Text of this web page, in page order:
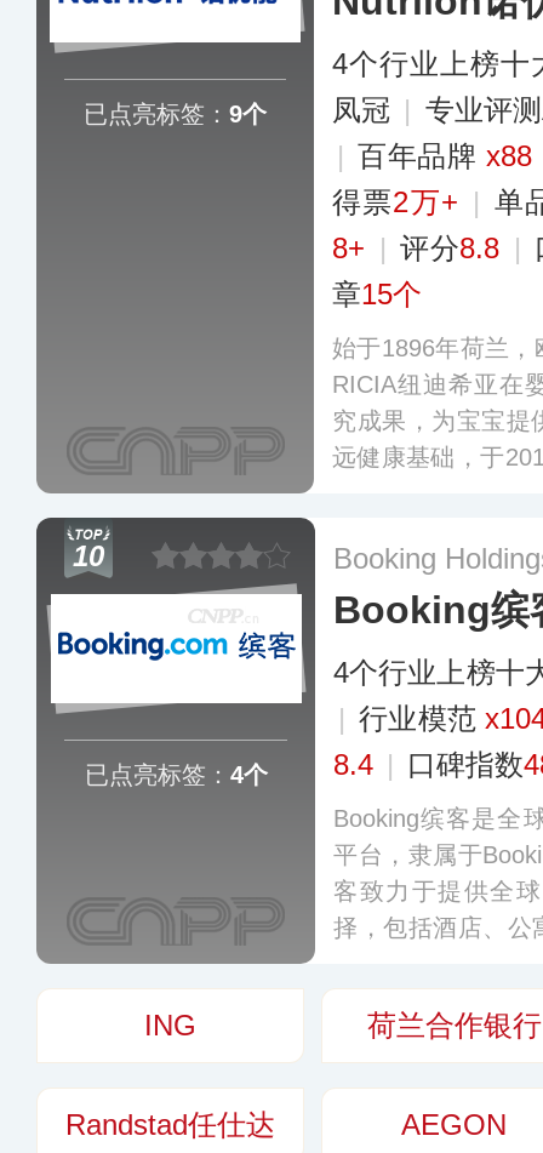
已点亮标签： 9个
4个行业上榜十
凤冠 | 专业评
| 百年品牌 x88
得票2万+ | 单
8+ | 评分8.8 |
章15个
始于1896年荷兰
RICIA纽迪希亚在
究成果，为宝宝提
远健康基础，于
宝健康成长。更多
10
已点亮标签： 4个
Booking
Booking缤
4个行业上榜十
| 行业模范
8.4 | 口碑指数
Booking缤客是全
平台，隶属于
客致力于提供全
择，包括酒店、公
更多
ING 荷兰合作银行
Randstad任仕达 AEGON